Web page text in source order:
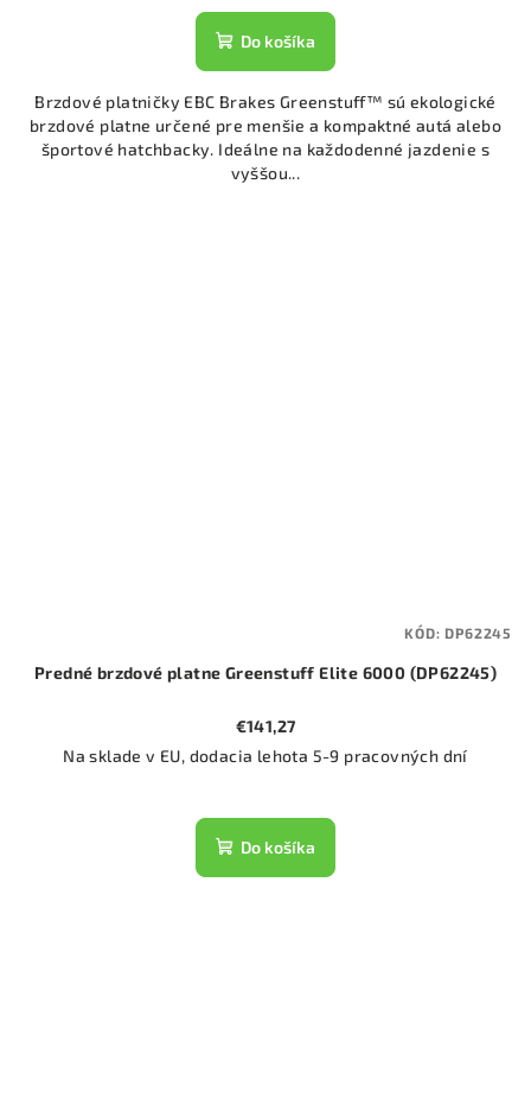
Do košíka
Brzdové platničky EBC Brakes Greenstuff™ sú ekologické
brzdové platne určené pre menšie a kompaktné autá alebo
športové hatchbacky. Ideálne na každodenné jazdenie s
vyššou...
Predné brzdové platne Greenstuff Elite 6000 (DP62245)
€141,27
Na sklade v EU, dodacia lehota 5-9 pracovných dní
Do košíka
KÓD:DP62245